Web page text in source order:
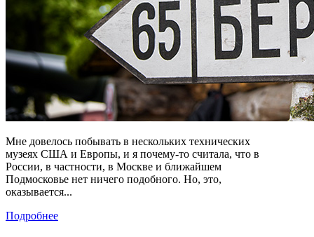
Мне довелось побывать в нескольких технических
музеях США и Европы, и я почему-то считала, что в
России, в частности, в Москве и ближайшем
Подмосковье нет ничего подобного. Но, это,
оказывается...
Подробнее